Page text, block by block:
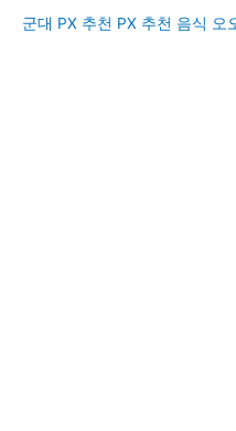
군대 PX 추천 PX 추천 음식 오